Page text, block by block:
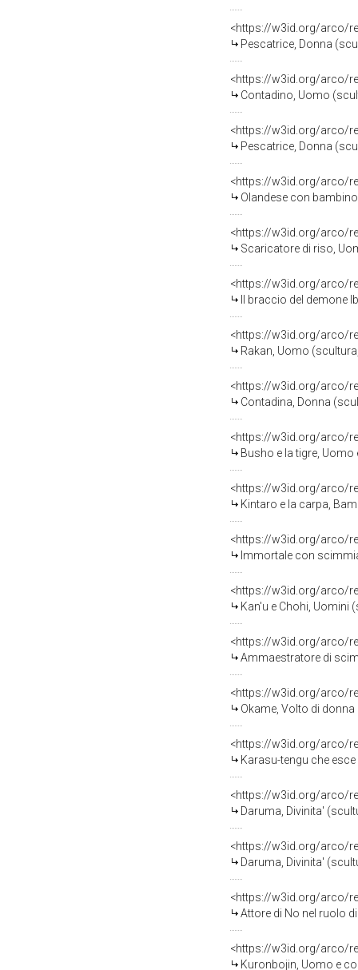
<https://w3id.org/arco/
Pescatrice, Donna
<https://w3id.org/arco/
Contadino, Uomo
<https://w3id.org/arco/
Pescatrice, Donna
<https://w3id.org/arco/
Olandese con
<https://w3id.org/arco/
Scaricatore di riso,
<https://w3id.org/arco/
Il braccio del demone
<https://w3id.org/arco/
Rakan, Uomo
<https://w3id.org/arco/
Contadina, Donna
<https://w3id.org/arco/
Busho e la tigre, Uomo
<https://w3id.org/arco/
Kintaro e la carpa,
<https://w3id.org/arco/
Immortale con
<https://w3id.org/arco/
Kan'u e Chohi, Uomini
<https://w3id.org/arco/
Ammaestratore di
<https://w3id.org/arco/
Okame, Volto di
<https://w3id.org/arco/
Karasu-tengu che esce
<https://w3id.org/arco/
Daruma, Divinita'
<https://w3id.org/arco/
Daruma, Divinita'
<https://w3id.org/arco/
Attore di No nel ruolo
<https://w3id.org/arco/
Kuronbojin, Uomo e